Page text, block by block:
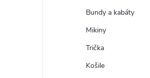
Bundy a kabáty
Mikiny
Trička
Košile